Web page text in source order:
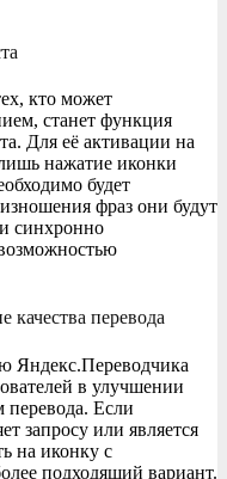
кто может
станет функция
Для её активации на
нажатие иконки
будет
фраз они будут
и синхронно
качества перевода
Яндекс.Переводчика
в улучшении
перевода. Если
запросу или является
на иконку с
подходящий вариант.